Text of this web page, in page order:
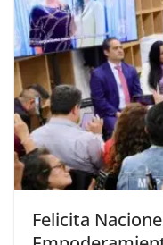
Felicita